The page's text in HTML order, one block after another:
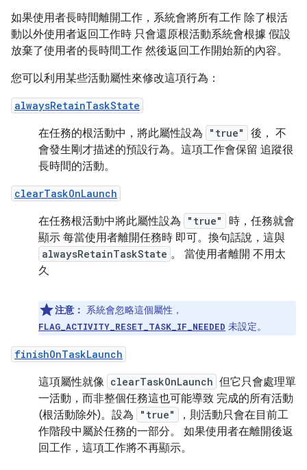
如果使用者長時間離開工作，系統會將所有工作 除了根活
動以外使用者返回工作時 只會還原根活動系統會根據 假設
放棄了使用者的長時間工作 然後返回工作開始新的內容。
您可以利用某些活動屬性來修改這項行為：
alwaysRetainTaskState
在任務的根活動中，將此屬性設為 "true"
後， 不
會發生剛才描述的預設行為。這項工作會保留 追蹤很
長時間的活動。
clearTaskOnLaunch
在任務根活動中將此屬性設為 "true"
時，任務就會
顯示 每當使用者離開任務時 即可。換句話說，這與
alwaysRetainTaskState 。 當使用者離開 不用太
久
注意： 系統會忽略這個屬性，
FLAG_ACTIVITY_RESET_TASK_IF_NEEDED 未設定。
finishOnTaskLaunch
這項屬性就像 clearTaskOnLaunch 但它只會處理單
一活動，而非整個任務這也可能導致 完成的所有活動
(根活動除外)。設為
"true"
，則活動只會在目前工
作階段中屬於任務的一部分。 如果使用者在離開後返
回工作，這項工作將不再顯示。